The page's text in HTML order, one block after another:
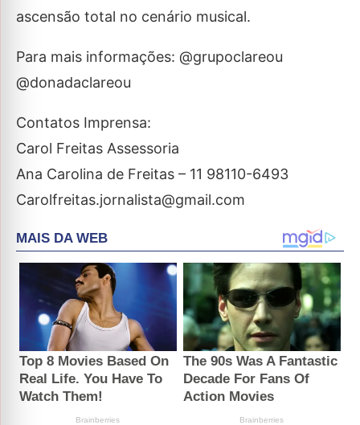
ascensão total no cenário musical.
Para mais informações: @grupoclareou
@donadaclareou
Contatos Imprensa:
Carol Freitas Assessoria
Ana Carolina de Freitas – 11 98110-6493
Carolfreitas.jornalista@gmail.com